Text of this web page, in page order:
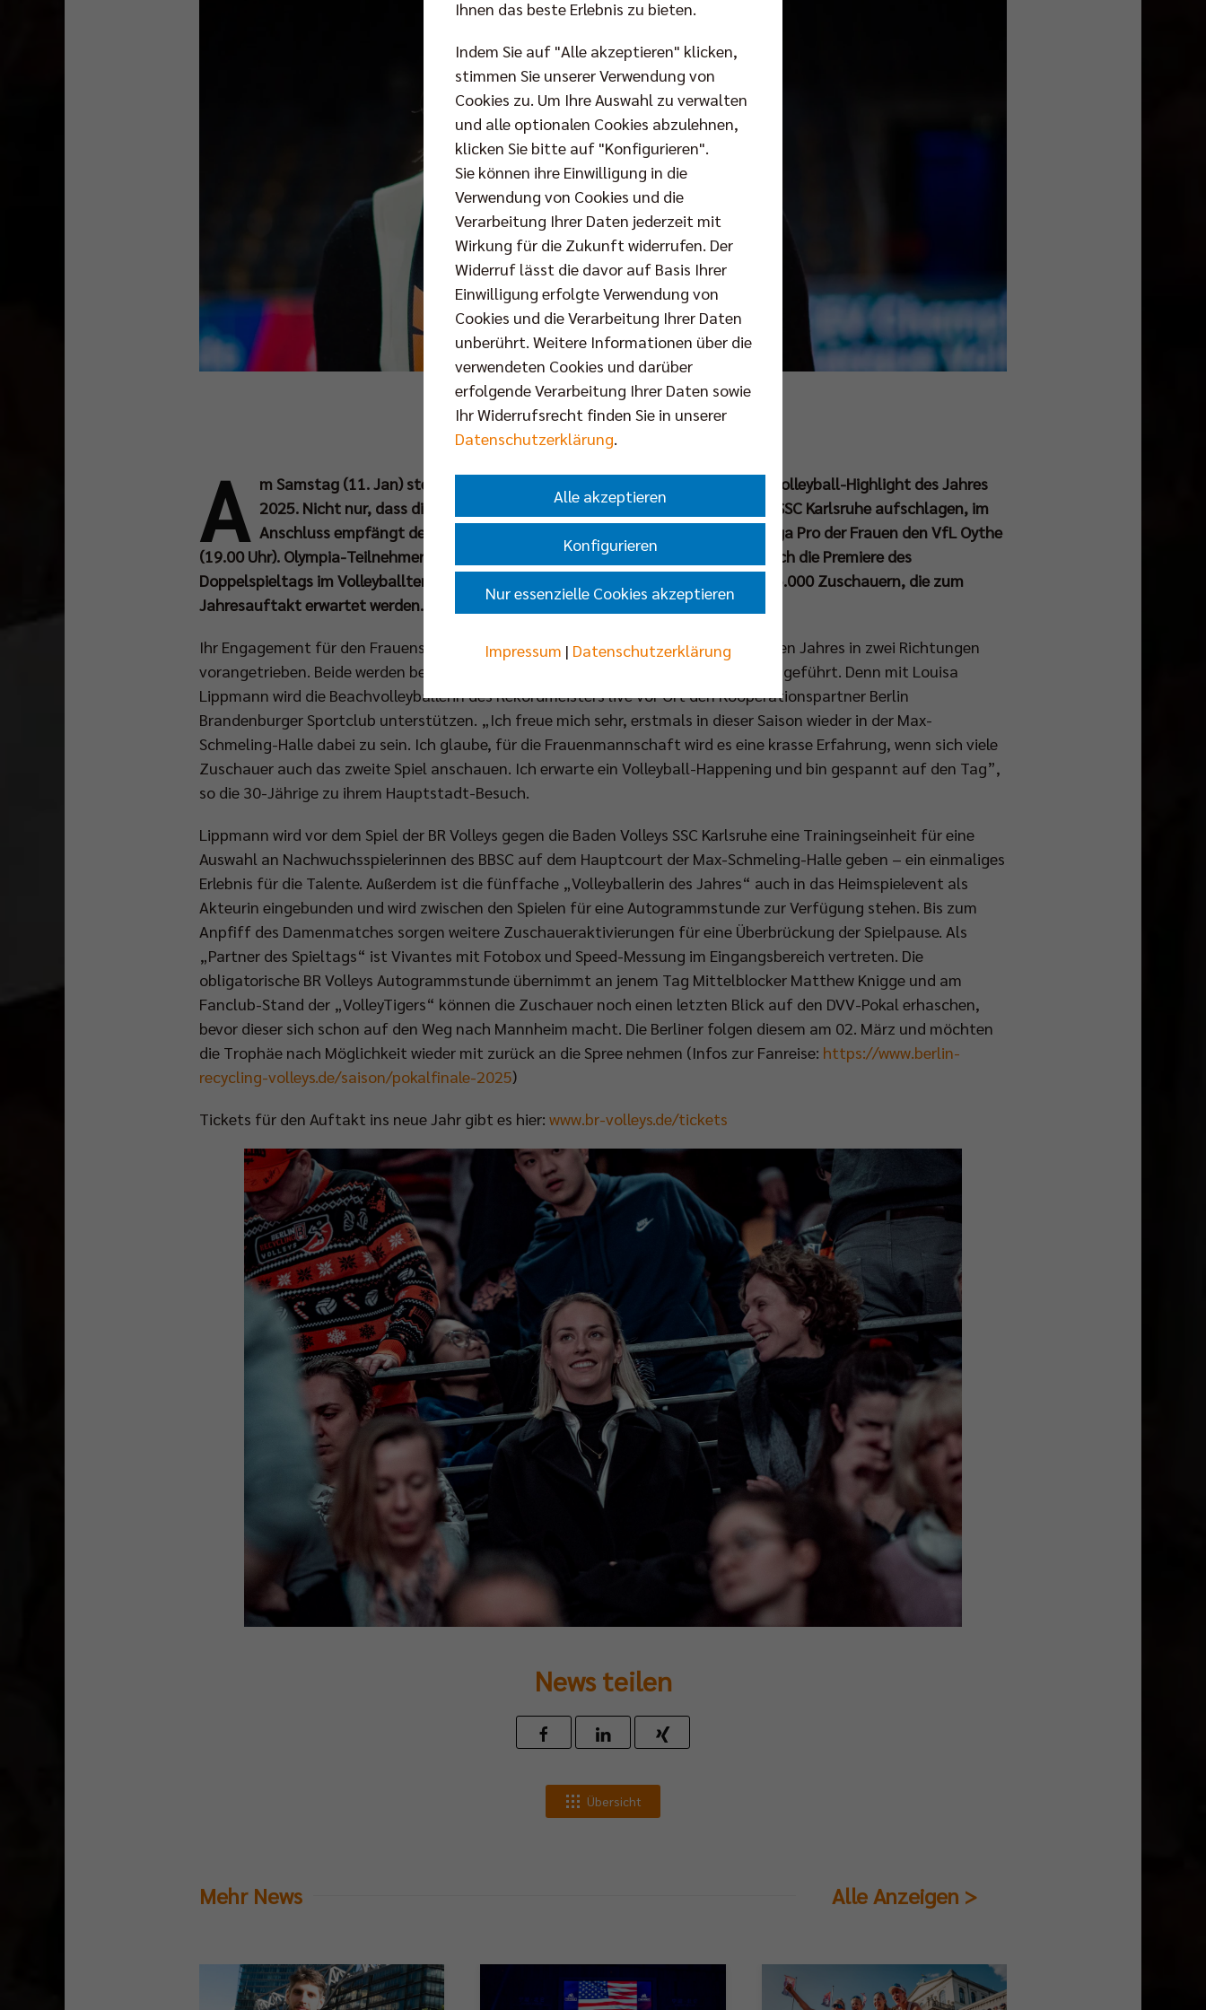
Foto: Kevin Mattig
A m Samstag (11. Jan) steigt in der Max-Schmeling-Halle das erste Berliner Volleyball-Highlight des Jahres
2025. Nicht nur, dass die BR Volleys um 16.30 Uhr gegen die Baden Volleys SSC Karlsruhe aufschlagen, im
Anschluss empfängt der Berlin Brandenburger Sportclub in der 2. Bundesliga Pro der Frauen den VfL Oythe
(19.00 Uhr). Olympia-Teilnehmerin und BR Volleys Athletin Louisa Lippmann lässt sich die Premiere des
Doppelspieltags im Volleyballtempel nicht entgehen und zählt damit zu den rund 5.000 Zuschauern, die zum
Jahresauftakt erwartet werden.
Ihr Engagement für den Frauensport haben die BR Volleys zu Beginn des vergangenen Jahres in zwei Richtungen
vorangetrieben. Beide werden beim Heimspiel am Samstag nun erstmals zusammengeführt. Denn mit Louisa
Lippmann wird die Beachvolleyballerin des Rekordmeisters live vor Ort den Kooperationspartner Berlin
Brandenburger Sportclub unterstützen. „Ich freue mich sehr, erstmals in dieser Saison wieder in der Max-
Schmeling-Halle dabei zu sein. Ich glaube, für die Frauenmannschaft wird es eine krasse Erfahrung, wenn sich viele
Zuschauer auch das zweite Spiel anschauen. Ich erwarte ein Volleyball-Happening und bin gespannt auf den Tag”,
so die 30-Jährige zu ihrem Hauptstadt-Besuch.
Lippmann wird vor dem Spiel der BR Volleys gegen die Baden Volleys SSC Karlsruhe eine Trainingseinheit für eine
Auswahl an Nachwuchsspielerinnen des BBSC auf dem Hauptcourt der Max-Schmeling-Halle geben – ein einmaliges
Erlebnis für die Talente. Außerdem ist die fünffache „Volleyballerin des Jahres“ auch in das Heimspielevent als
Akteurin eingebunden und wird zwischen den Spielen für eine Autogrammstunde zur Verfügung stehen. Bis zum
Anpfiff des Damenmatches sorgen weitere Zuschaueraktivierungen für eine Überbrückung der Spielpause. Als
„Partner des Spieltags“ ist Vivantes mit Fotobox und Speed-Messung im Eingangsbereich vertreten. Die
obligatorische BR Volleys Autogrammstunde übernimmt an jenem Tag Mittelblocker Matthew Knigge und am
Fanclub-Stand der „VolleyTigers“ können die Zuschauer noch einen letzten Blick auf den DVV-Pokal erhaschen,
bevor dieser sich schon auf den Weg nach Mannheim macht. Die Berliner folgen diesem am 02. März und möchten
die Trophäe nach Möglichkeit wieder mit zurück an die Spree nehmen (Infos zur Fanreise: https://www.berlin-
recycling-volleys.de/saison/pokalfinale-2025)
Tickets für den Auftakt ins neue Jahr gibt es hier: www.br-volleys.de/tickets
News teilen
Übersicht
Mehr News Alle Anzeigen >
Ihnen das beste Erlebnis zu bieten.
Indem Sie auf "Alle akzeptieren" klicken,
stimmen Sie unserer Verwendung von
Cookies zu. Um Ihre Auswahl zu verwalten
und alle optionalen Cookies abzulehnen,
klicken Sie bitte auf "Konfigurieren".
Sie können ihre Einwilligung in die
Verwendung von Cookies und die
Verarbeitung Ihrer Daten jederzeit mit
Wirkung für die Zukunft widerrufen. Der
Widerruf lässt die davor auf Basis Ihrer
Einwilligung erfolgte Verwendung von
Cookies und die Verarbeitung Ihrer Daten
unberührt. Weitere Informationen über die
verwendeten Cookies und darüber
erfolgende Verarbeitung Ihrer Daten sowie
Ihr Widerrufsrecht finden Sie in unserer
Datenschutzerklärung.
Alle akzeptieren
Konfigurieren
Nur essenzielle Cookies akzeptieren
Impressum | Datenschutzerklärung